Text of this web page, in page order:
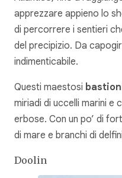
apprezzare appieno lo
di percorrere i sentieri
del precipizio. Da
indimenticabile.
Questi maestosi
miriadi di uccelli marini
erbose. Con un po’ di
di mare e branchi di
Doolin